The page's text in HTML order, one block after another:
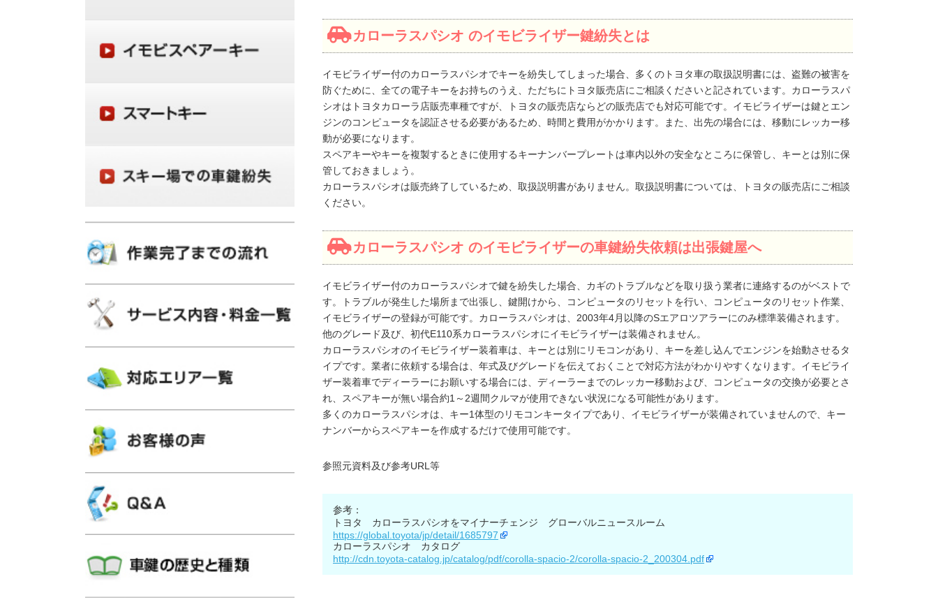
カローラスパシオ のイモビライザー鍵紛失とは
イモビライザー付のカローラスパシオでキーを紛失してしまった場合、多くのトヨタ車の取扱説明書には、盗難の被害を
防ぐために、全ての電子キーをお持ちのうえ、ただちにトヨタ販売店にご相談くださいと記されています。カローラスパ
シオはトヨタカローラ店販売車種ですが、トヨタの販売店ならどの販売店でも対応可能です。イモビライザーは鍵とエン
ジンのコンピュータを認証させる必要があるため、時間と費用がかかります。また、出先の場合には、移動にレッカー移
動が必要になります。
スペアキーやキーを複製するときに使用するキーナンバープレートは車内以外の安全なところに保管し、キーとは別に保
管しておきましょう。
カローラスパシオは販売終了しているため、取扱説明書がありません。取扱説明書については、トヨタの販売店にご相談
ください。
カローラスパシオ のイモビライザーの車鍵紛失依頼は出張鍵屋へ
イモビライザー付のカローラスパシオで鍵を紛失した場合、カギのトラブルなどを取り扱う業者に連絡するのがベストで
す。トラブルが発生した場所まで出張し、鍵開けから、コンピュータのリセットを行い、コンピュータのリセット作業、
イモビライザーの登録が可能です。カローラスパシオは、2003年4月以降のSエアロツアラーにのみ標準装備されます。
他のグレード及び、初代E110系カローラスパシオにイモビライザーは装備されません。
カローラスパシオのイモビライザー装着車は、キーとは別にリモコンがあり、キーを差し込んでエンジンを始動させるタ
イプです。業者に依頼する場合は、年式及びグレードを伝えておくことで対応方法がわかりやすくなります。イモビライ
ザー装着車でディーラーにお願いする場合には、ディーラーまでのレッカー移動および、コンピュータの交換が必要とさ
れ、スペアキーが無い場合約1～2週間クルマが使用できない状況になる可能性があります。
多くのカローラスパシオは、キー1体型のリモコンキータイプであり、イモビライザーが装備されていませんので、キー
ナンバーからスペアキーを作成するだけで使用可能です。
参照元資料及び参考URL等
参考：
トヨタ カローラスパシオをマイナーチェンジ グローバルニュースルーム
https://global.toyota/jp/detail/1685797
カローラスパシオ カタログ
http://cdn.toyota-catalog.jp/catalog/pdf/corolla-spacio-2/corolla-spacio-2_200304.pdf